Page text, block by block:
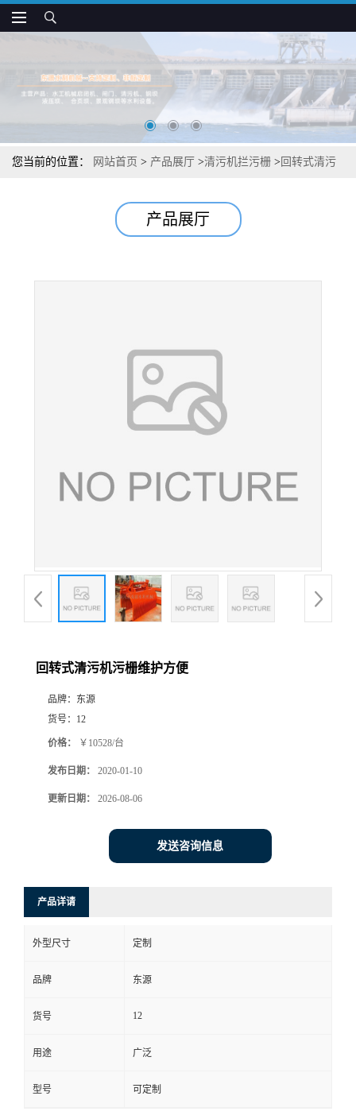
您当前的位置： 网站首页 > 产品展厅 >清污机拦污栅 > 回转式清污
产品展厅
回转式清污机污栅维护方便
品牌： 东源
货号： 12
价格： ￥10528/台
发布日期： 2020-01-10
更新日期： 2026-08-06
发送咨询信息
产品详请
外型尺寸 定制
品牌 东源
货号 12
用途 广泛
型号 可定制